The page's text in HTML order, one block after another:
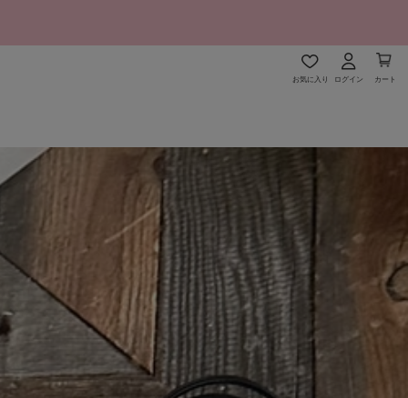
お気に入り ログイン カート